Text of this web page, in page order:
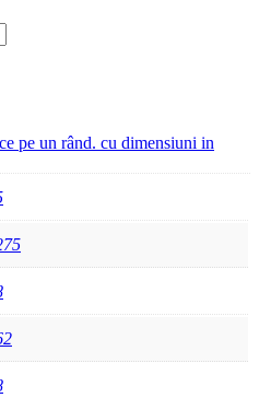
pe un rând. cu dimensiuni in